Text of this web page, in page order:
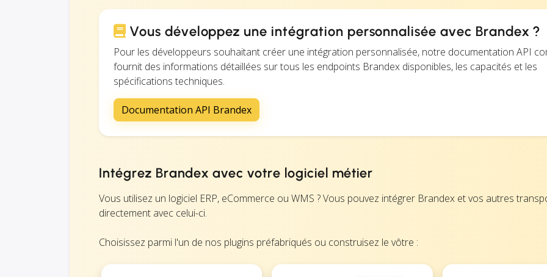
Vous développez une intégration personnalisée avec Brandex ?
Pour les développeurs souhaitant créer une intégration personnalisée, notre documentation API
fournit des informations détaillées sur tous les endpoints Brandex disponibles, les capacités et les
spécifications techniques.
Documentation API Brandex
Intégrez Brandex avec votre logiciel métier
Vous utilisez un logiciel ERP, eCommerce ou WMS ? Vous pouvez intégrer Brandex et vos autres
directement avec celui-ci.
Choisissez parmi l'un de nos plugins préfabriqués ou construisez le vôtre :